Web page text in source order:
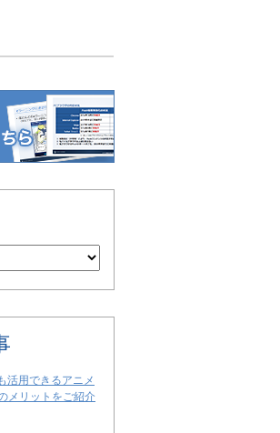
活用できるアニメ
メリットをご紹介